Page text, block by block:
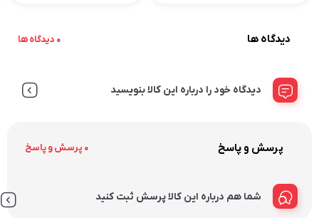
دیدگاه ها 0 دیدگاه ها
دیدگاه خود را درباره این کالا بنویسید
پرسش و پاسخ 0 پرسش و پاسخ
شما هم درباره این کالا پرسش ثبت کنید